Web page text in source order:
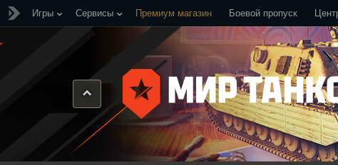
Игры Сервисы Премиум магазин Боевой пропуск